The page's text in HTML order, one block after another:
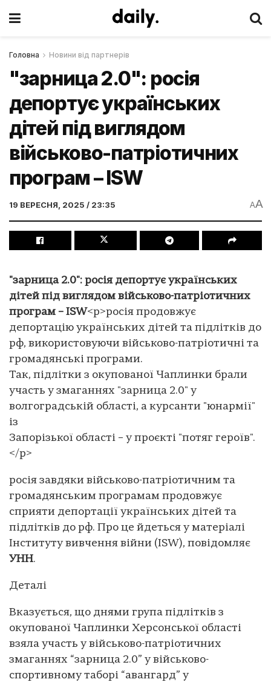
Головна Новини від партнерів
"зарница 2.0": росія
депортує українських
дітей під виглядом
військово-патріотичних
програм – ISW
19 ВЕРЕСНЯ, 2025 / 23:35 AA
"зарница 2.0": росія депортує українських
дітей під виглядом військово-патріотичних
програм – ISW<p>росія продовжує
депортацію українських дітей та підлітків до
рф, використовуючи військово-патріотичні та
громадянські програми.
Так, підлітки з окупованої Чаплинки брали
участь у змаганнях "зарница 2.0" у
волгоградській області, а курсанти "юнармії"
із
Запорізької області – у проєкті "потяг героїв".
</p>
росія завдяки військово-патріотичним та
громадянським програмам продовжує
сприяти депортації українських дітей та
підлітків до рф. Про це йдеться у матеріалі
Інституту вивчення війни (ISW), повідомляє
УНН.
Деталі
Вказується, що днями група підлітків з
окупованої Чаплинки Херсонської області
взяла участь у військово-патріотичних
змаганнях “зарница 2.0” у військово-
спортивному таборі “авангард” у